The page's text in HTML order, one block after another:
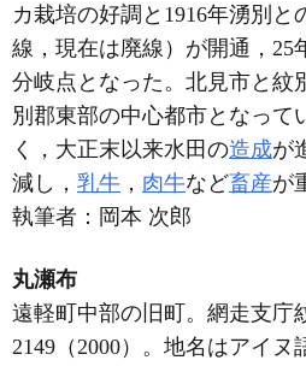
カ栽培の好調と1916年湧別と
線，現在は廃線）が開通，25
分岐点となった。北見市と紋
別郡東部の中心都市となって
く，大正末以来水田の造成が
減し， 乳牛 ， 肉牛など畜産が
執筆者： 岡本 次郎
丸瀬布
遠軽町中部の旧町。網走支庁
2149（2000）。地名はアイ